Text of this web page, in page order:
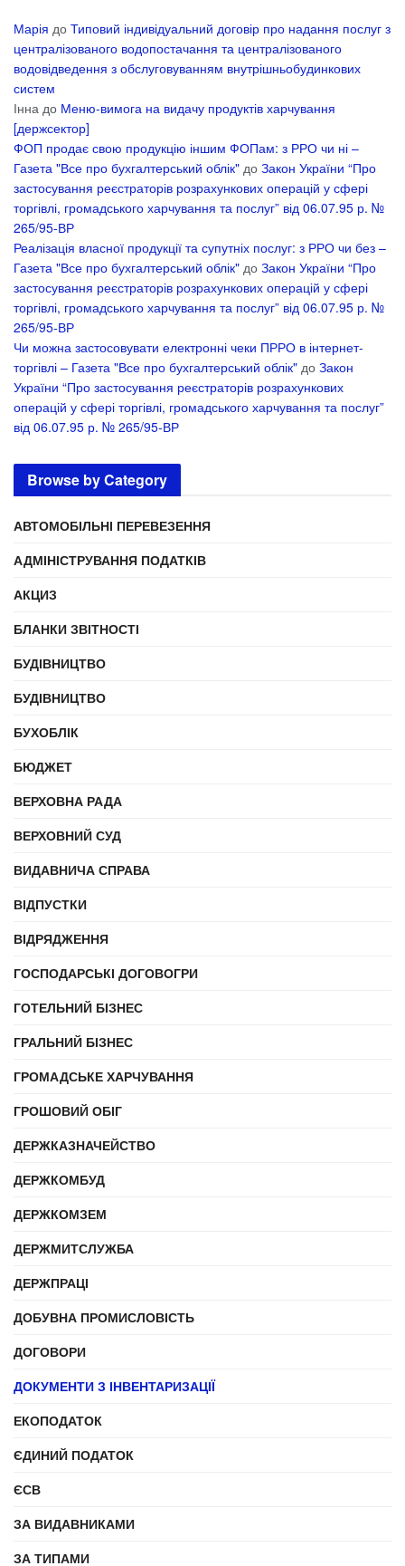
Марія до Типовий індивідуальний договір про надання послуг з
централізованого водопостачання та централізованого
водовідведення з обслуговуванням внутрішньобудинкових
систем
Інна до Меню-вимога на видачу продуктів харчування
[держсектор]
ФОП продає свою продукцію іншим ФОПам: з РРО чи ні –
Газета "Все про бухгалтерський облік" до Закон України “Про
застосування реєстраторів розрахункових операцій у сфері
торгівлі, громадського харчування та послуг” від 06.07.95 р. №
265/95-ВР
Реалізація власної продукції та супутніх послуг: з РРО чи без –
Газета "Все про бухгалтерський облік" до Закон України “Про
застосування реєстраторів розрахункових операцій у сфері
торгівлі, громадського харчування та послуг” від 06.07.95 р. №
265/95-ВР
Чи можна застосовувати електронні чеки ПРРО в інтернет-
торгівлі – Газета "Все про бухгалтерський облік" до Закон
України “Про застосування реєстраторів розрахункових
операцій у сфері торгівлі, громадського харчування та послуг”
від 06.07.95 р. № 265/95-ВР
Browse by Category
АВТОМОБІЛЬНІ ПЕРЕВЕЗЕННЯ
АДМІНІСТРУВАННЯ ПОДАТКІВ
АКЦИЗ
БЛАНКИ ЗВІТНОСТІ
БУДІВНИЦТВО
БУДІВНИЦТВО
БУХОБЛІК
БЮДЖЕТ
ВЕРХОВНА РАДА
ВЕРХОВНИЙ СУД
ВИДАВНИЧА СПРАВА
ВІДПУСТКИ
ВІДРЯДЖЕННЯ
ГОСПОДАРСЬКІ ДОГОВОГРИ
ГОТЕЛЬНИЙ БІЗНЕС
ГРАЛЬНИЙ БІЗНЕС
ГРОМАДСЬКЕ ХАРЧУВАННЯ
ГРОШОВИЙ ОБІГ
ДЕРЖКАЗНАЧЕЙСТВО
ДЕРЖКОМБУД
ДЕРЖКОМЗЕМ
ДЕРЖМИТСЛУЖБА
ДЕРЖПРАЦІ
ДОБУВНА ПРОМИСЛОВІСТЬ
ДОГОВОРИ
ДОКУМЕНТИ З ІНВЕНТАРИЗАЦІЇ
ЕКОПОДАТОК
ЄДИНИЙ ПОДАТОК
ЄСВ
ЗА ВИДАВНИКАМИ
ЗА ТИПАМИ